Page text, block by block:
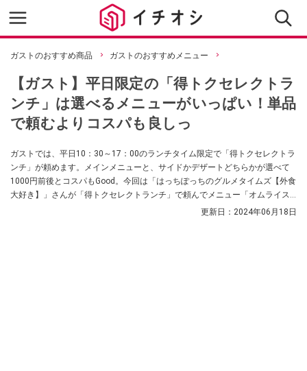
ガストのおすすめ商品 ガストのおすすめメニュー
【ガスト】平日限定の「得トクセレクトラ
ンチ」は選べるメニューがいっぱい！単品
で頼むよりコスパも良しっ
ガストでは、平日10：30～17：00のランチタイム限定で「得トクセレクトラ
ンチ」が頼めます。メインメニューと、サイドかデザートどちらかが選べて
1000円前後とコスパもGood。今回は「はっちぽっちのグルメタイムズ【外食
大好き】」さんが「得トクセレクトランチ」で頼んでメニュー「オムライス
（ビーフシチュソース）」と「台湾カステラのクリーム・ド・マロン」をご
更新日： 2024年06月18日